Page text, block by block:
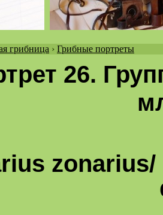
грибница › Грибные портреты
26.